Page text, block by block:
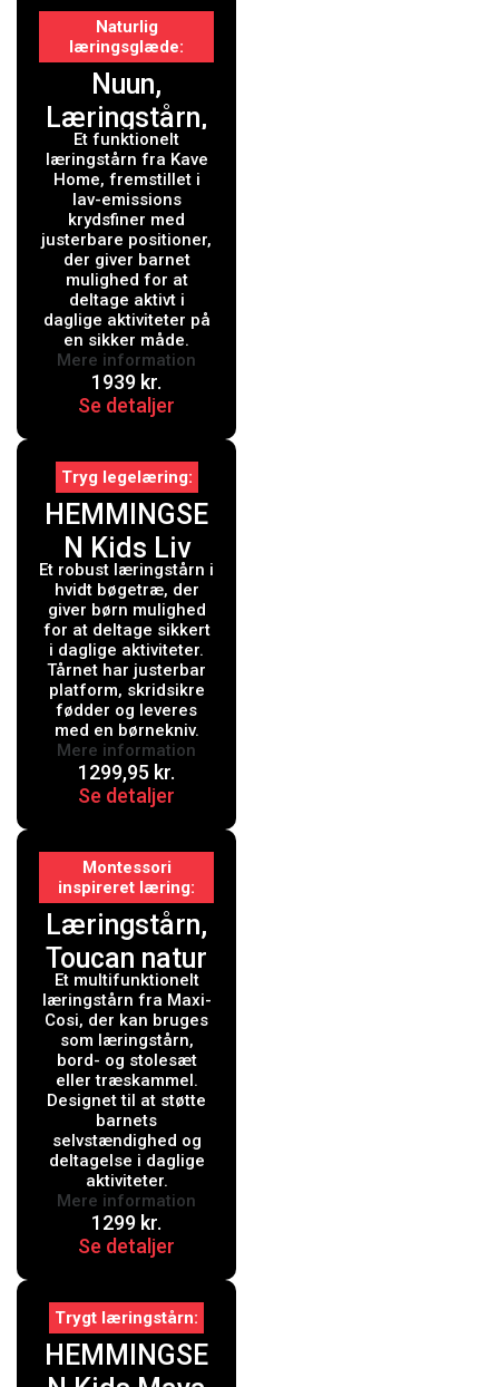
Naturlig
læringsglæde
Nuun,
Læringstårn,
natur
Et funktionelt
læringstårn fra Kave
Home, fremstillet i
lav-emissions
krydsfiner med
justerbare positioner,
der giver barnet
mulighed for at
deltage aktivt i
daglige aktiviteter på
en sikker måde.
1939 kr.
Se detaljer
Mere information
Tryg legelæring
HEMMINGSE
N Kids Liv
Læringstårn
Pro Hvid
Et robust læringstårn i
hvidt bøgetræ, der
giver børn mulighed
for at deltage sikkert
i daglige aktiviteter.
Tårnet har justerbar
platform, skridsikre
fødder og leveres
med en børnekniv.
1299,95 kr.
Se detaljer
Mere information
Montessori
inspireret læring
Læringstårn,
Toucan natur
Et multifunktionelt
læringstårn fra Maxi-
Cosi, der kan bruges
som læringstårn,
bord- og stolesæt
eller træskammel.
Designet til at støtte
barnets
selvstændighed og
deltagelse i daglige
aktiviteter.
1299 kr.
Se detaljer
Mere information
Trygt læringstårn
HEMMINGSE